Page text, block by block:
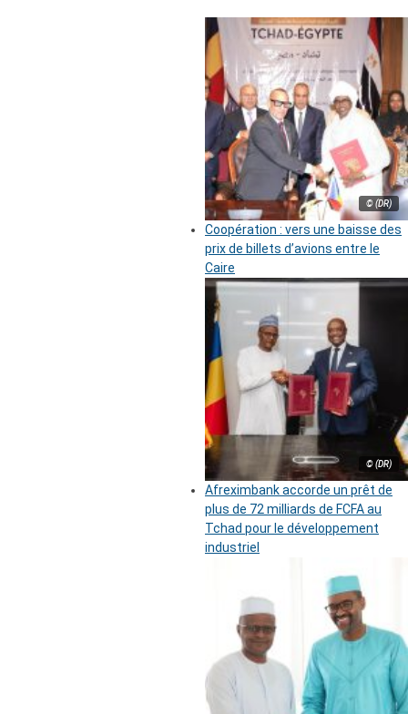
© (DR)
Coopération : vers une baisse des
prix de billets d’avions entre le
Caire
© (DR)
Afreximbank accorde un prêt de
plus de 72 milliards de FCFA au
Tchad pour le développement
industriel